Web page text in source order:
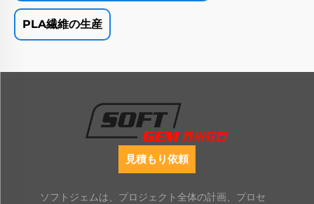
PLA繊維の生産
見積もり依頼
ソフトジェムは、プロジェクト全体の計画、プロセ